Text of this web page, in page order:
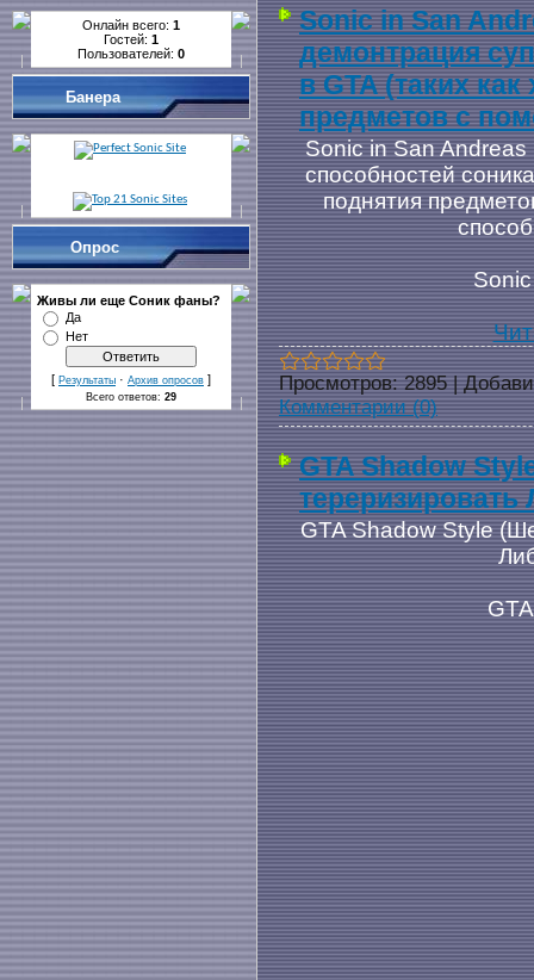
Онлайн всего: 1
Гостей: 1
Пользователей: 0
Банера
Опрос
Живы ли еще Cоник фаны?
Да
Нет
[ Результаты · Архив опросов ]
Всего ответов: 29
Sonic in San
демонтрация
в GTA (таких
предметов с
Sonic in San
способностей
поднятия
Просмотров: 2895 |
Комментарии (0)
GTA Shadow
тереризировать
GTA Shadow Style